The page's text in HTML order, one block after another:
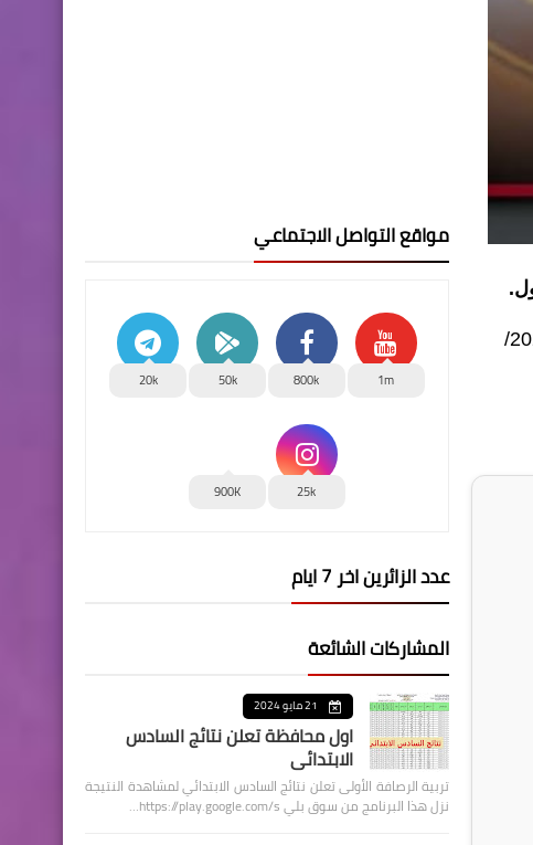
وذكر بيان لوزارة التربية، أن "مديرية تربية المثنى تعلن نتائج الصف السادس الابتدائي للعام الدراسي 2024-2025/
مواقع التواصل الاجتماعي
1m
800k
50k
20k
25k
900K
عدد الزائرين اخر 7 ايام
المشاركات الشائعة
21 مايو 2024
اول محافظة تعلن نتائج السادس
الابتدائي
تربية الرصافة الأولى تعلن نتائج السادس الابتدائي لمشاهدة النتيجة
نزل هذا البرنامج من سوق بلي https://play.google.com/s…